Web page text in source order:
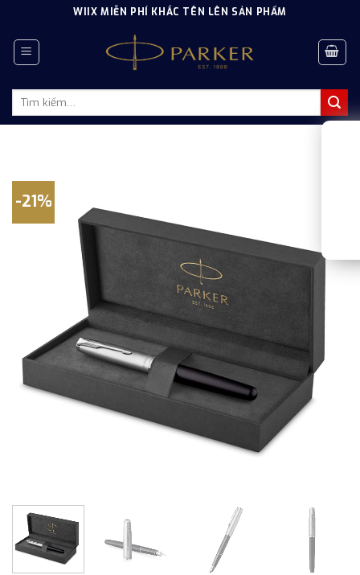
content
WIIX MIỄN PHÍ KHẮC TÊN LÊN SẢN PHẨM
Tìm
-21%